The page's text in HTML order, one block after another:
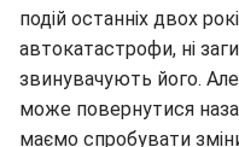
подій останніх двох
автокатастрофи, ні
звинувачують його.
може повернутися
маємо спробувати